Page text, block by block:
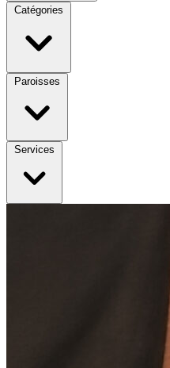
Catégories
Paroisses
Services